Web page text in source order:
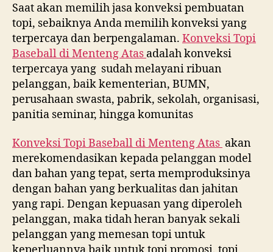
6854
Saat akan memilih jasa konveksi pembuatan
topi, sebaiknya Anda memilih konveksi yang
terpercaya dan berpengalaman. Konveksi Topi
Baseball diMenteng Atas adalah konveksi
terpercaya yang sudah melayani ribuan
pelanggan, baik kementerian, BUMN,
perusahaan swasta, pabrik, sekolah, organisasi,
panitia seminar, hingga komunitas
Konveksi Topi Baseball diMenteng Atas akan
merekomendasikan kepada pelanggan model
dan bahan yang tepat, serta memproduksinya
dengan bahan yang berkualitas dan jahitan
yang rapi. Dengan kepuasan yang diperoleh
pelanggan, maka tidah heran banyak sekali
pelanggan yang memesan topi untuk